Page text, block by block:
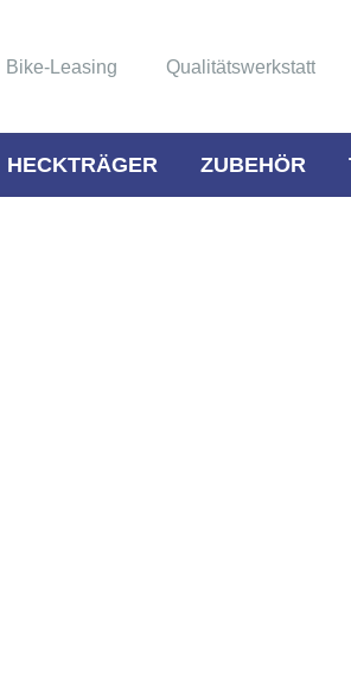
Bike-Leasing Qualitätswerkstatt
HECKTRÄGER ZUBEHÖR